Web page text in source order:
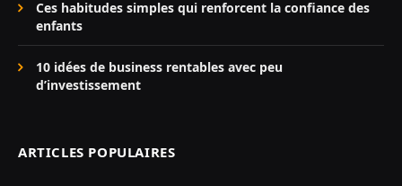
Ces habitudes simples qui renforcent la confiance des
enfants
10 idées de business rentables avec peu
d’investissement
ARTICLES POPULAIRES